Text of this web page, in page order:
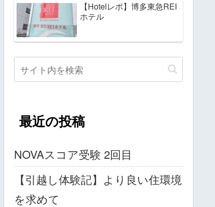
【Hotelレポ】博多東急REI
ホテル
最近の投稿
NOVAスコア受験 2回目
【引越し体験記】より良い住環境
を求めて